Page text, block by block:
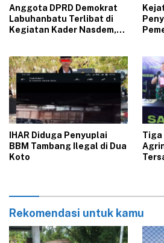
‎Anggota DPRD Demokrat
Labuhanbatu Terlibat di
Kegiatan Kader Nasdem,
‎IHAR Diduga Penyuplai
BBM Tambang Ilegal di Dua
Koto‎
Tiga
Rekomendasi untuk kamu